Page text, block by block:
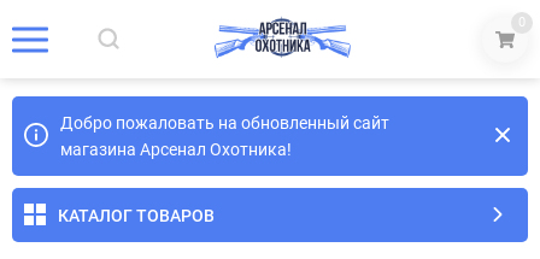
0
Добро пожаловать на обновленный сайт
магазина Арсенал Охотника!
КАТАЛОГ ТОВАРОВ